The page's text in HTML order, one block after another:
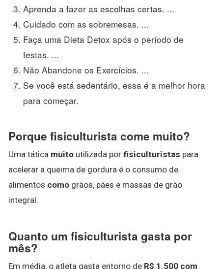
Aprenda a fazer as escolhas certas. ...
Cuidado com as sobremesas. ...
Faça uma Dieta Detox após o período de
festas. ...
Não Abandone os Exercícios. ...
Se você está sedentário, essa é a melhor hora
para começar.
Porque fisiculturista come muito?
Uma tática muito utilizada por fisiculturistas para
acelerar a queima de gordura é o consumo de
alimentos como grãos, pães e massas de grão
integral.
Quanto um fisiculturista gasta por
mês?
Em média, o atleta gasta entorno de R$ 1.500 com